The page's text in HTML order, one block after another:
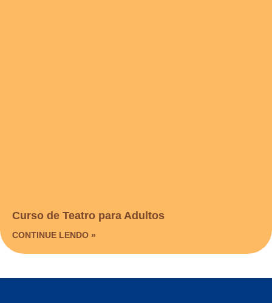
Curso de Teatro para Adultos
CONTINUE LENDO »